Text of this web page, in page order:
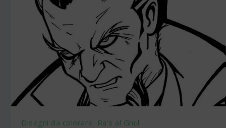
Disegni da colorare: Ra’s al Ghul